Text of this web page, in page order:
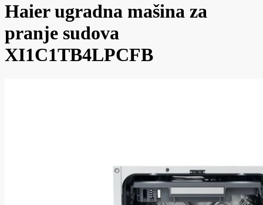
Haier ugradna mašina za
pranje sudova
XI1C1TB4LPCFB